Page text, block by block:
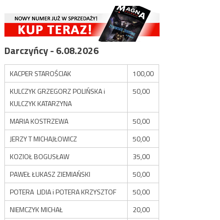
Darczyńcy - 6.08.2026
KACPER STAROŚCIAK
100,00
KULCZYK GRZEGORZ POLIŃSKA i
KULCZYK KATARZYNA
50,00
MARIA KOSTRZEWA
50,00
JERZY T MICHAJŁOWICZ
50,00
KOZIOŁ BOGUSŁAW
35,00
PAWEŁ ŁUKASZ ZIEMIAŃSKI
50,00
POTERA LIDIA i POTERA KRZYSZTOF
50,00
NIEMCZYK MICHAŁ
20,00